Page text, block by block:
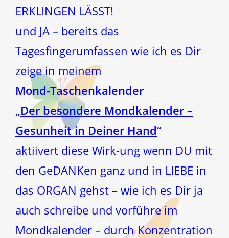
ERKLINGEN LÄSST!
und JA – bereits das
Tagesfingerumfassen wie ich es Dir
zeige in meinem
Mond-Taschenkalender
„Der besondere Mondkalender –
Gesunheit in Deiner Hand“
aktiivert diese Wirk-ung wenn DU mit
den GeDANKen ganz und in LIEBE in
das ORGAN gehst – wie ich es Dir ja
auch schreibe und vorführe im
Mondkalender – durch Konzentration